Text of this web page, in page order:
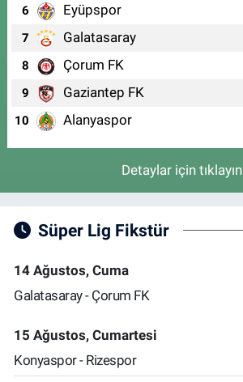
6 Eyüpspor
7 Galatasaray
8 Çorum FK
9 Gaziantep FK
10 Alanyaspor
Detaylar için tıklayın
Süper Lig Fikstür
14 Ağustos, Cuma
Galatasaray - Çorum FK
15 Ağustos, Cumartesi
Konyaspor - Rizespor